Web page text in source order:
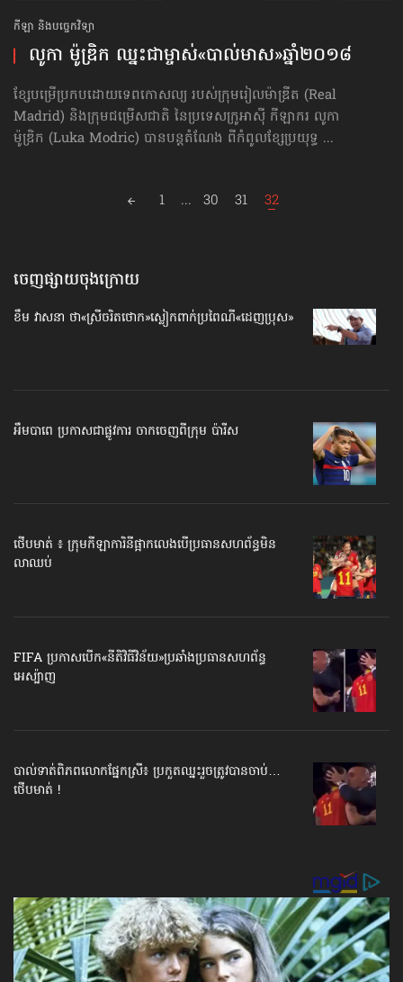
កីឡា និងបច្ចេកវិទ្យា
លូកា ម៉ូឌ្រិក ឈ្នះ​ជា​ម្ចាស់​«បាល់មាស»​ឆ្នាំ២០១៨
ខ្សែបម្រើប្រកបដោយទេពកោសល្យ របស់ក្រុមរៀលម៉ាឌ្រីត (Real
Madrid) និងក្រុមជម្រើសជាតិ នៃប្រទេសក្រូអាស៊ី កីឡាករ លូកា
ម៉ូឌ្រិក (Luka Modric) បានបន្តតំណែង ពីកំពូលខ្សែប្រយុទ្ធ ...
1 ... 30 31 32
ចេញផ្សាយចុងក្រោយ
ខឹម វាសនា ថា«ស្រីចរិតថោក»​ស្លៀកពាក់ប្រពៃណី​«ដេញប្រុស»
អឹមបាពេ ប្រកាសជាផ្លូវការ ចាកចេញពីក្រុម ប៉ារីស
ថើបមាត់ ៖ ក្រុមកីឡាការិនី​ផ្អាកលេង​​បើប្រធានសហព័ន្ធ​មិន
លាឈប់
FIFA ប្រកាសបើក​«នីតិវិធីវិន័យ»​ប្រឆាំងប្រធានសហព័ន្ធ​
អេស្ប៉ាញ
បាល់ទាត់​ពិភពលោក​ផ្នែកស្រី៖ ប្រកួតឈ្នះរួច​ត្រូវបានចាប់…
ថើបមាត់ !